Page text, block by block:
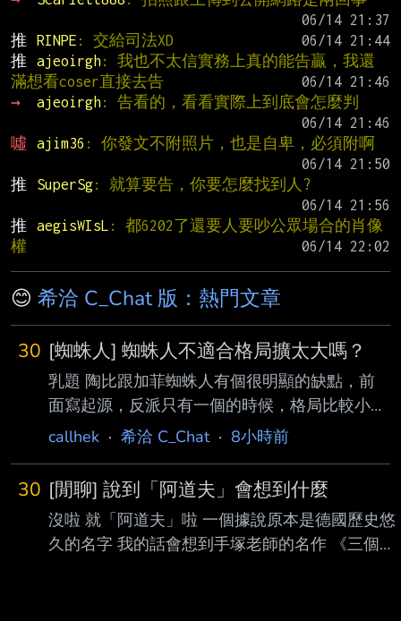
推
RINPE : 交給司法XD
推
ajeoirgh: 我也不太信實務上真的能告贏，我還
滿想看coser直接去告
→
ajeoirgh: 告看的，看看實際上到底會怎麼判
噓
ajim36 : 你發文不附照片，也是自卑，必須附啊
推
SuperSg: 就算要告，你要怎麼找到人?
推
aegisWIsL : 都6202了還要人要吵公眾場合的肖像
權
😊 希洽 C_Chat 版：熱門文章
30 [蜘蛛人] 蜘蛛人不適合格局擴太大嗎？
乳題 陶比跟加菲蜘蛛人有個很明顯的缺點，前
面寫起源，反派只有一個的時候，格局比較小，
這時候都很好看。 然後後面格局要擴大，就是
斗，就是亂成一 團。 然後這次湯姆蜘蛛人一開
始就是大雜燴，什麼都來一腳，先是內戰出現，
再來鋼鐵人當導 師、奇異博士當導師，三代同
堂一同歡樂，還有更多反派，雖然票房不錯就
callhek · 希洽 C_Chat· 8小時前
30 [閒聊] 說到「阿道夫」會想到什麼
沒啦 就「阿道夫」啦 一個據說原本是德國歷史悠
久的名字 我的話會想到手塚老師的名作 《三個阿